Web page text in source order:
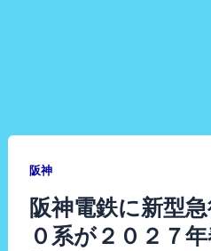
阪神
阪神電鉄に新型
０系が２０２７